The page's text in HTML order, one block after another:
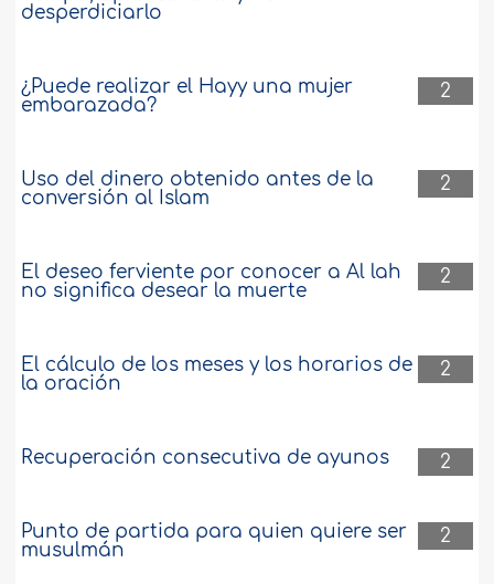
desperdiciarlo
2
¿Puede realizar el Hayy una mujer
embarazada?
2
Uso del dinero obtenido antes de la
conversión al Islam
2
El deseo ferviente por conocer a Al lah
no significa desear la muerte
2
El cálculo de los meses y los horarios de
la oración
2
Recuperación consecutiva de ayunos
2
Punto de partida para quien quiere ser
musulmán